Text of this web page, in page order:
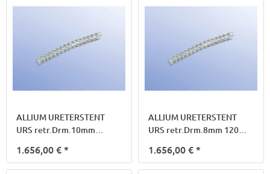
ALLIUM URETERSTENT
URS retr.Drm.10mm
1.656,00 €*
ALLIUM URETERSTENT
URS retr.Drm.8mm 120mm
1.656,00 €*